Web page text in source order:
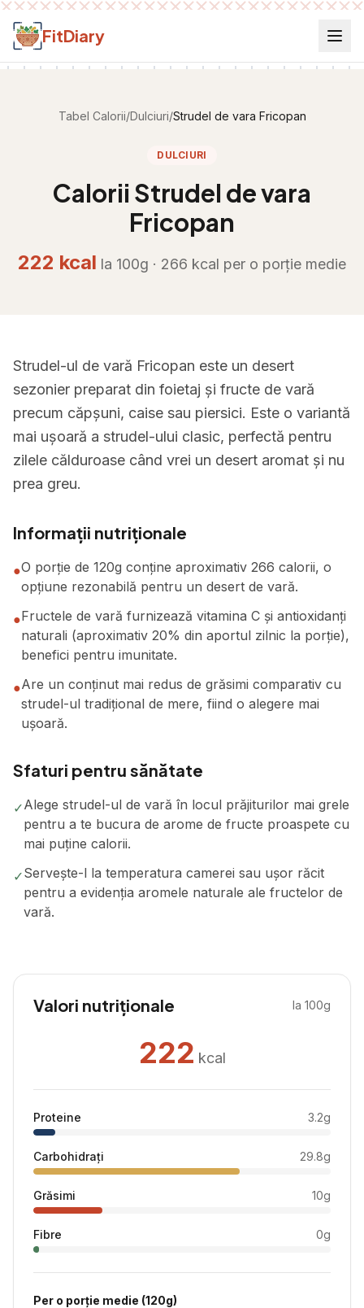
Salt la conținut
FitDiary
Tabel Calorii/Dulciuri/Strudel de vara Fricopan
DULCIURI
Calorii Strudel de vara
Fricopan
222 kcal la 100g · 266 kcal per o porție medie
Strudel-ul de vară Fricopan este un desert
sezonier preparat din foietaj și fructe de vară
precum căpșuni, caise sau piersici. Este o variantă
mai ușoară a strudel-ului clasic, perfectă pentru
zilele călduroase când vrei un desert aromat și nu
prea greu.
Informații nutriționale
●O porție de 120g conține aproximativ 266 calorii, o
opțiune rezonabilă pentru un desert de vară.
●Fructele de vară furnizează vitamina C și antioxidanți
naturali (aproximativ 20% din aportul zilnic la porție),
benefici pentru imunitate.
●Are un conținut mai redus de grăsimi comparativ cu
strudel-ul tradițional de mere, fiind o alegere mai
ușoară.
Sfaturi pentru sănătate
✓Alege strudel-ul de vară în locul prăjiturilor mai grele
pentru a te bucura de arome de fructe proaspete cu
mai puține calorii.
✓Servește-l la temperatura camerei sau ușor răcit
pentru a evidenția aromele naturale ale fructelor de
vară.
Valori nutriționale la 100g
222 kcal
Proteine 3.2g
Carbohidrați 29.8g
Grăsimi 10g
Fibre 0g
Per o porție medie (120g)